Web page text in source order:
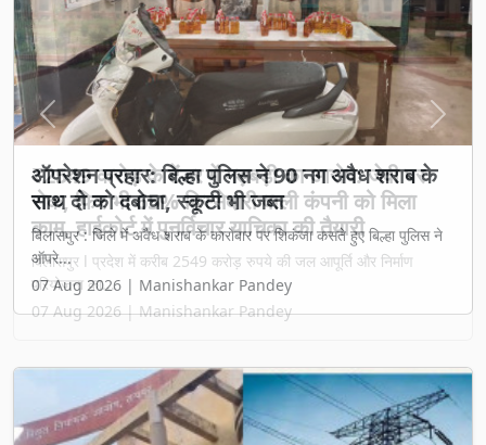
₹2549 करोड़ के टेंडर में गड़बड़ी का आरोप: जेवी पर
रोक, फिर भी 65% हिस्सेदारी वाली कंपनी को मिला
काम, हाईकोर्ट में पुनर्विचार याचिका की तैयारी
बिलासपुर l प्रदेश में करीब 2549 करोड़ रुपये की जल आपूर्ति और निर्माण
परियोजना का...
07 Aug 2026 | Manishankar Pandey
Previous Next